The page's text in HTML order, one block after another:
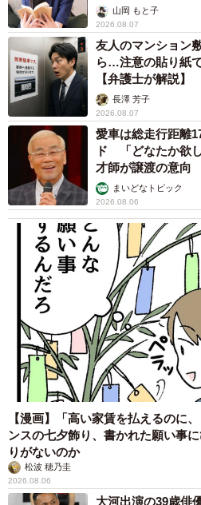
理想の働き方は？（提供画像）
「あなたにとって、理想の働き
いですか」と聞いたところ、「現
副業を続ける」（59.8％）が最
れは本業を変えながら副業を続
も合わせると、7割以上の人が「
としているといいます。
◇ ◇
調査を行った同社では、「コロ
減、労働時間減を理由に副業を
えた1年となったが、副業での働
事になりがちという実態も見え
ら副業を考える人たちには、自
とを活かした『教える系』や、
新しい働き方を選ぶことで、趣
有効活用として長く継続するこ
起業や引退後の収入源ともなり得
山岡 もと子
2026.08.07
友人のマンション
ら…注意の貼り紙
【弁護士が解説】
長澤 芳子
2026.08.07
愛車は総走行距離
ド 「どなたか欲
才師が譲渡の意向
まいどなトピック
2026.08.06
【漫画】「高い家賃を払えるのに
ンスの七夕飾り、書かれた願い事
りがないのか
松波 穂乃圭
2026.08.06
大河出演の39歳俳